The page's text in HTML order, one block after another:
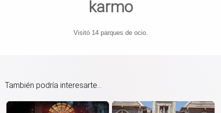
karmo
Visitó 14 parques de ocio.
También podría interesarte...